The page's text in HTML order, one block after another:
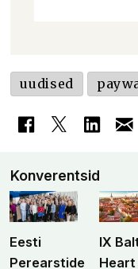
uudised
Konverentsid
Eesti
Perearstide
IX
Heart